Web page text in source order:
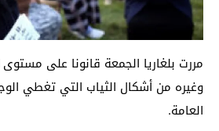
مررت بلغاريا الجمعة قانونا على مستوى
وغيره من أشكال الثياب التي تغطي
العامة.